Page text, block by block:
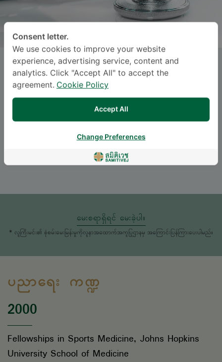
PRACHAN BANCHASUEK, M.D.
Specialties: Orthopedic Surgery-
Orthopedic Surgery
ဘာသာစကား
မေးစရာရှိရင် မေးခဲ့ပါ။
* လူကြီးမင်း၏ စုံစမ်းမေးမြန်းမှုကိုလူနာအထောက်အကူပြုဌာနမှ အကြောင်းပြန်ကြားပေးပါမည်။
ပညာရေး ကဏ္ဍ
2000
Fellowships in Sports Medicine, Johns Hopkins
University School of Medicine
Consent letter.
We use cookies to improve your website
experience, advertising service, content and
analytics. Click "Accept All" to accept the
agreement. Cookie Policy
Accept All
Change Preferences